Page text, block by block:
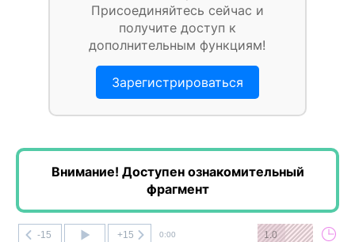
Присоединяйтесь сейчас и
получите доступ к
дополнительным функциям!
Зарегистрироваться
Внимание! Доступен ознакомительный
фрагмент
-15 +15 0:00 1.0